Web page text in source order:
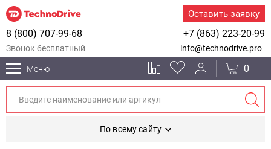
Оставить заявку
+7 (863) 223-20-99
8 (800) 707-99-68
Звонок бесплатный info@technodrive.pro
Меню 0
По всему сайту